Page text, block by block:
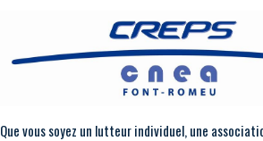
Que vous soyez un lutteur individuel, une